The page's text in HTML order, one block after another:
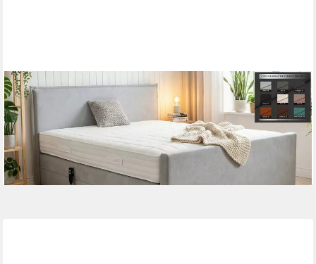
PAARA
Boxspringbett Madrid elektrische verstellung mit Motor, mit
Fussteil und mit einzigartigem Belüftungssystem
ab 1.511,00 €
lieferbar in 5 Wochen